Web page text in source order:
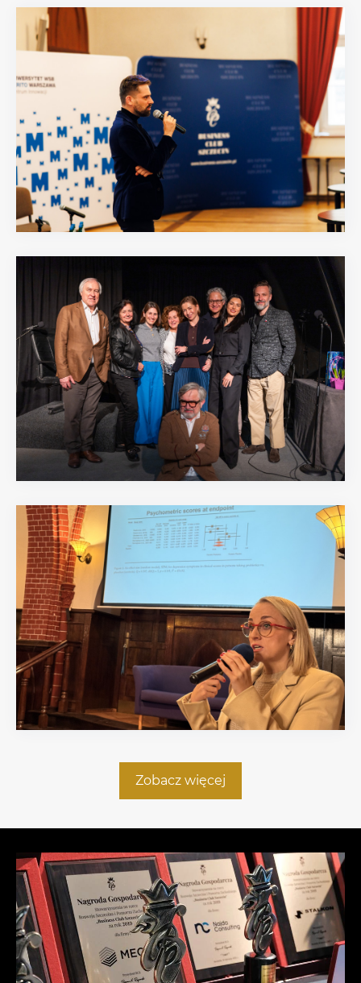
24.03.2026
09.03.2026
26.02.2026
Zobacz więcej